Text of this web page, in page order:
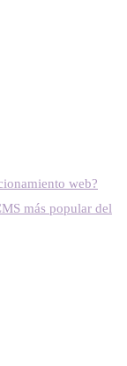
web?
más popular del